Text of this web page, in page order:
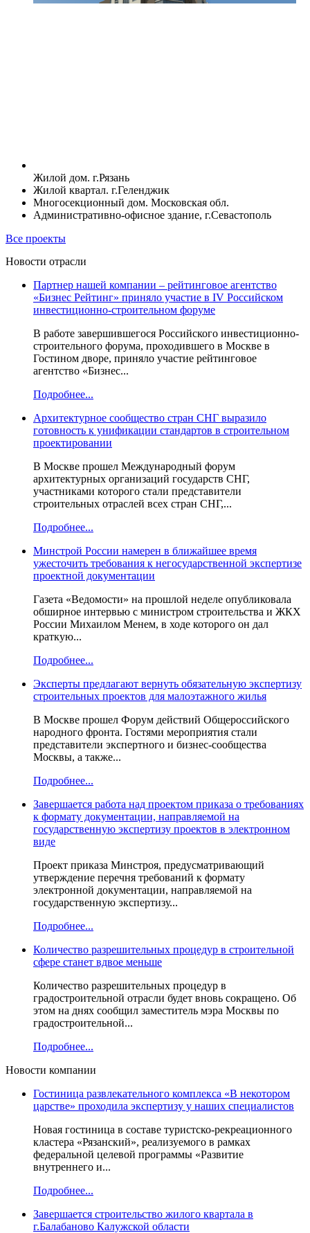
Жилой дом. г.Рязань
Жилой квартал. г.Геленджик
Многосекционный дом. Московская обл.
Административно-офисное здание, г.Севастополь
Все проекты
Новости отрасли
Партнер нашей компании – рейтинговое агентство
«Бизнес Рейтинг» приняло участие в IV Российском
инвестиционно-строительном форуме
В работе завершившегося Российского инвестиционно-
строительного форума, проходившего в Москве в
Гостином дворе, приняло участие рейтинговое
агентство «Бизнес...
Подробнее...
Архитектурное сообщество стран СНГ выразило
готовность к унификации стандартов в строительном
проектировании
В Москве прошел Международный форум
архитектурных организаций государств СНГ,
участниками которого стали представители
строительных отраслей всех стран СНГ,...
Подробнее...
Минстрой России намерен в ближайшее время
ужесточить требования к негосударственной экспертизе
проектной документации
Газета «Ведомости» на прошлой неделе опубликовала
обширное интервью с министром строительства и ЖКХ
России Михаилом Менем, в ходе которого он дал
краткую...
Подробнее...
Эксперты предлагают вернуть обязательную экспертизу
строительных проектов для малоэтажного жилья
В Москве прошел Форум действий Общероссийского
народного фронта. Гостями мероприятия стали
представители экспертного и бизнес-сообщества
Москвы, а также...
Подробнее...
Завершается работа над проектом приказа о требованиях
к формату документации, направляемой на
государственную экспертизу проектов в электронном
виде
Проект приказа Минстроя, предусматривающий
утверждение перечня требований к формату
электронной документации, направляемой на
государственную экспертизу...
Подробнее...
Количество разрешительных процедур в строительной
сфере станет вдвое меньше
Количество разрешительных процедур в
градостроительной отрасли будет вновь сокращено. Об
этом на днях сообщил заместитель мэра Москвы по
градостроительной...
Подробнее...
Новости компании
Гостиница развлекательного комплекса «В некотором
царстве» проходила экспертизу у наших специалистов
Новая гостиница в составе туристско-рекреационного
кластера «Рязанский», реализуемого в рамках
федеральной целевой программы «Развитие
внутреннего и...
Подробнее...
Завершается строительство жилого квартала в
г.Балабаново Калужской области